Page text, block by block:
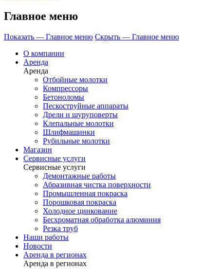
Главное меню
Показать — Главное меню Скрыть — Главное меню
О компании
Аренда
Аренда
Отбойные молотки
Компрессоры
Бетоноломы
Пескоструйные аппараты
Дрели и шуруповерты
Клепальные молотки
Шлифмашинки
Рубильные молотки
Магазин
Сервисные услуги
Сервисные услуги
Демонтажные работы
Абразивная чистка поверхности
Промышленная покраска
Порошковая покраска
Холодное цинкование
Бесхроматная обработка алюминия
Резка труб
Наши работы
Новости
Аренда в регионах
Аренда в регионах